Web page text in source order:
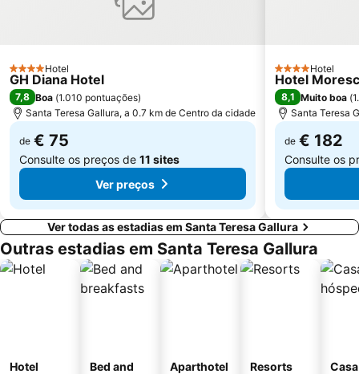
4 Estrelas
Hotel
GH Diana Hotel
7,8 Boa (1.010 pontuações)
Santa Teresa Gallura, a 0.7 km de Centro da cidade
de € 75
Consulte os preços de 11 sites
Ver preços
4 Estrelas
Hotel
Hotel
8,1 Muito boa (
Santa Teresa
de € 182
Consulte os
Ver todas as estadias em Santa Teresa Gallura
Outras estadias em Santa Teresa Gallura
Hotel
Bed and
Aparthotel Resorts